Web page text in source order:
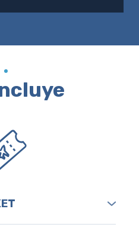
| Reikjavik - Madrid |